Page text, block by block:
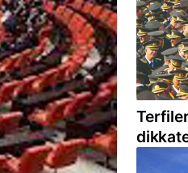
dikkate